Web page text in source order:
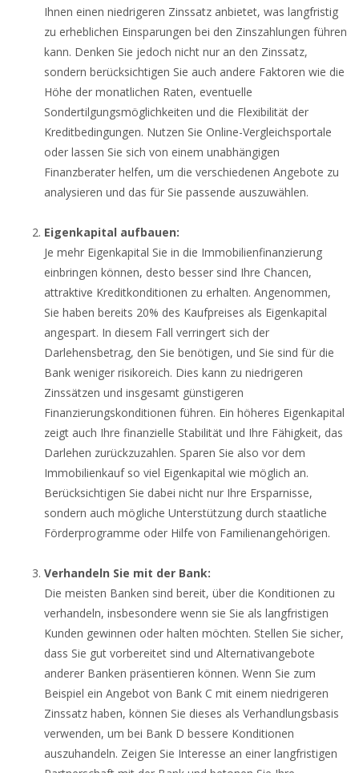
Ihnen einen niedrigeren Zinssatz anbietet, was langfristig
zu erheblichen Einsparungen bei den Zinszahlungen führen
kann. Denken Sie jedoch nicht nur an den Zinssatz,
sondern berücksichtigen Sie auch andere Faktoren wie die
Höhe der monatlichen Raten, eventuelle
Sondertilgungsmöglichkeiten und die Flexibilität der
Kreditbedingungen. Nutzen Sie Online-Vergleichsportale
oder lassen Sie sich von einem unabhängigen
Finanzberater helfen, um die verschiedenen Angebote zu
analysieren und das für Sie passende auszuwählen.
Eigenkapital aufbauen:
Je mehr Eigenkapital Sie in die Immobilienfinanzierung
einbringen können, desto besser sind Ihre Chancen,
attraktive Kreditkonditionen zu erhalten. Angenommen,
Sie haben bereits 20% des Kaufpreises als Eigenkapital
angespart. In diesem Fall verringert sich der
Darlehensbetrag, den Sie benötigen, und Sie sind für die
Bank weniger risikoreich. Dies kann zu niedrigeren
Zinssätzen und insgesamt günstigeren
Finanzierungskonditionen führen. Ein höheres Eigenkapital
zeigt auch Ihre finanzielle Stabilität und Ihre Fähigkeit, das
Darlehen zurückzuzahlen. Sparen Sie also vor dem
Immobilienkauf so viel Eigenkapital wie möglich an.
Berücksichtigen Sie dabei nicht nur Ihre Ersparnisse,
sondern auch mögliche Unterstützung durch staatliche
Förderprogramme oder Hilfe von Familienangehörigen.
Verhandeln Sie mit der Bank:
Die meisten Banken sind bereit, über die Konditionen zu
verhandeln, insbesondere wenn sie Sie als langfristigen
Kunden gewinnen oder halten möchten. Stellen Sie sicher,
dass Sie gut vorbereitet sind und Alternativangebote
anderer Banken präsentieren können. Wenn Sie zum
Beispiel ein Angebot von Bank C mit einem niedrigeren
Zinssatz haben, können Sie dieses als Verhandlungsbasis
verwenden, um bei Bank D bessere Konditionen
auszuhandeln. Zeigen Sie Interesse an einer langfristigen